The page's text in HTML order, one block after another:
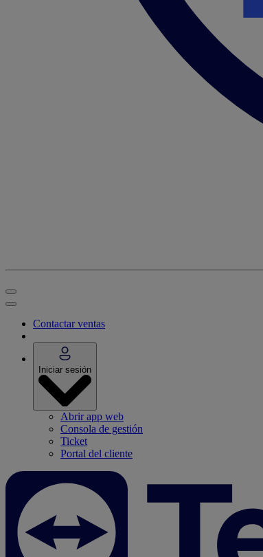
Contactar ventas
Iniciar sesión
Abrir app web
Consola de gestión
Ticket
Portal del cliente